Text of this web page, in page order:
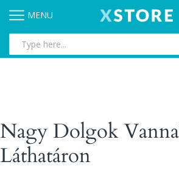
MENU
input
Nagy Dolgok
Láthatáron